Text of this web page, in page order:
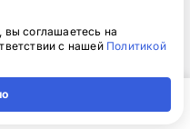
свои цели
вы соглашаетесь на
с нашей Политикой